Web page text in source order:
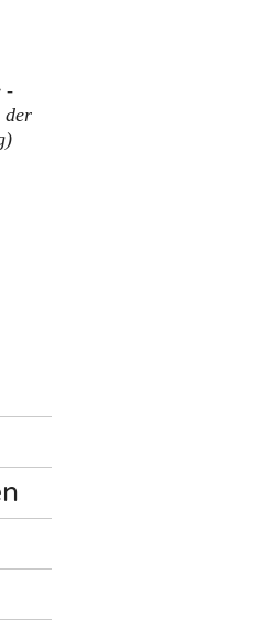
-
der